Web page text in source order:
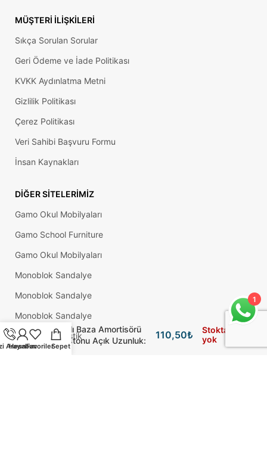
MÜŞTERI İLIŞKILERI
Sıkça Sorulan Sorular
Geri Ödeme ve İade Politikası
KVKK Aydınlatma Metni
Gizlilik Politikası
Çerez Politikası
Veri Sahibi Başvuru Formu
İnsan Kaynakları
DIĞER SITELERIMIZ
Gamo Okul Mobilyaları
Gamo School Furniture
Gamo Okul Mobilyaları
Monoblok Sandalye
Monoblok Sandalye
Monoblok Sandalye
Adem Koç Plastik
Arayın
HesabımFavorilerSepet
650 N Manksan Yüksek
Dayanıklı Baza Amortisörü
Baza Pistonu Açık Uzunluk:
38 Cm
110,50₺
Stokta
yok
1